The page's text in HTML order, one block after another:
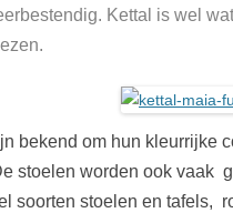
Kettal is wel
bekend om hun kleurrijke
stoelen worden ook vaak
soorten stoelen en tafels,